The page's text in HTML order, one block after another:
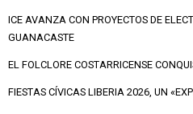
ICE AVANZA CON PROYECTOS DE
GUANACASTE
EL FOLCLORE COSTARRICENSE
FIESTAS CÍVICAS LIBERIA 2026, UN